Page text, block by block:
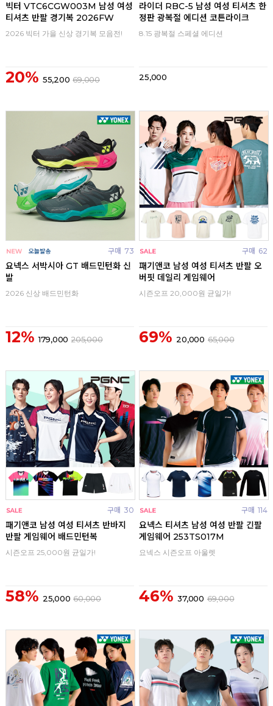
빅터 VTC6CGW003M 남성 여성
티셔츠 반팔 경기복 2026FW
2026 빅터 가을 신상 경기복 모음전!
20% 55,200 69,000
라이더 RBC-5 남성 여성 티셔츠 한
정판 광복절 에디션 코튼라이크
8.15 광복절 스페셜 에디션
25,000
구매 73
요넥스 서박시아 GT 배드민턴화 신
발
2026 신상 배드민턴화
12% 179,000 205,000
구매 62
패기앤코 남성 여성 티셔츠 반팔 오
버핏 데일리 게임웨어
시즌오프 20,000원 균일가!
69% 20,000 65,000
구매 30
패기앤코 남성 여성 티셔츠 반바지
반팔 게임웨어 배드민턴복
시즌오프 25,000원 균일가!
58% 25,000 60,000
구매 114
요넥스 티셔츠 남성 여성 반팔 긴팔
게임웨어 253TS017M
요넥스 시즌오프 아울렛
46% 37,000 69,000